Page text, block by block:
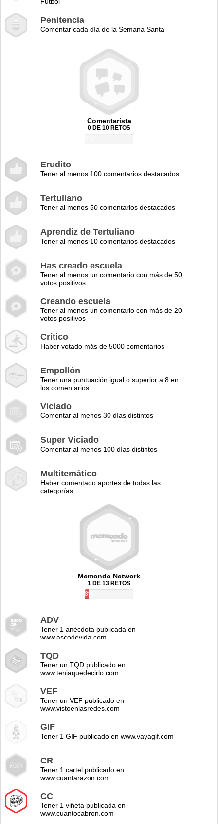
Penitencia
Comentar cada día de la Semana Santa
Comentarista
0 DE 10 RETOS
Erudito
Tener al menos 100 comentarios destacados
Tertuliano
Tener al menos 50 comentarios destacados
Aprendiz de Tertuliano
Tener al menos 10 comentarios destacados
Has creado escuela
Tener al menos un comentario con más de 50
votos positivos
Creando escuela
Tener al menos un comentario con más de 20
votos positivos
Crítico
Haber votado más de 5000 comentarios
Empollón
Tener una puntuación igual o superior a 8 en
los comentarios
Viciado
Comentar al menos 30 días distintos
Super Viciado
Comentar al menos 100 días distintos
Multitemático
Haber comentado aportes de todas las
categorías
Memondo Network
1 DE 13 RETOS
8%
ADV
Tener 1 anécdota publicada en
www.ascodevida.com
TQD
Tener un TQD publicado en
www.teniaquedecirlo.com
VEF
Tener un VEF publicado en
www.vistoenlasredes.com
GIF
Tener 1 GIF publicado en www.vayagif.com
CR
Tener 1 cartel publicado en
www.cuantarazon.com
CC
Tener 1 viñeta publicada en
www.cuantocabron.com